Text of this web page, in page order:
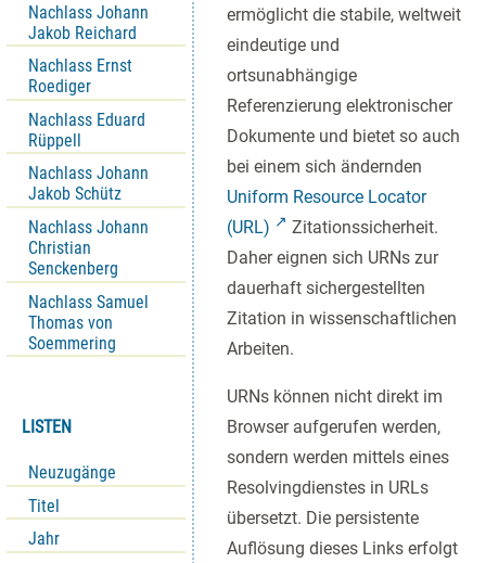
Nachlass Johann
Jakob Reichard
Nachlass Ernst
Roediger
Nachlass Eduard
Rüppell
Nachlass Johann
Jakob Schütz
Nachlass Johann
Christian
Senckenberg
Nachlass Samuel
Thomas von
Soemmering
LISTEN
Neuzugänge
Titel
Jahr
ermöglicht die stabile, weltweit
eindeutige und
ortsunabhängige
Referenzierung elektronischer
Dokumente und bietet so auch
bei einem sich ändernden
Uniform Resource Locator
(URL)
Zitationssicherheit.
Daher eignen sich URNs zur
dauerhaft sichergestellten
Zitation in wissenschaftlichen
Arbeiten.
URNs können nicht direkt im
Browser aufgerufen werden,
sondern werden mittels eines
Resolvingdienstes in URLs
übersetzt. Die persistente
Auflösung dieses Links erfolgt